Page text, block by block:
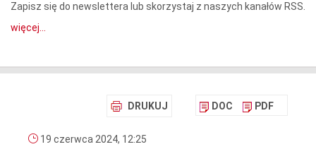
Zapisz się do newslettera lub skorzystaj z naszych kanałów RSS.
więcej...
DRUKUJ DOC PDF
19 czerwca 2024, 12:25